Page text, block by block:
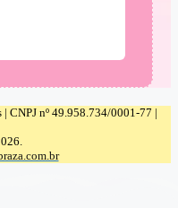
| CNPJ nº 49.958.734/0001-77 |